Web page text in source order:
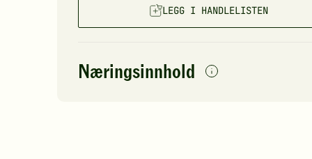
LEGG I HANDLELISTEN
Næringsinnhold